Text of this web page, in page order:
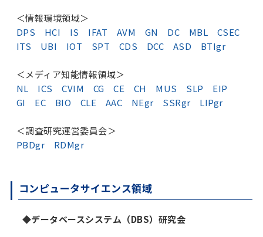
＜情報環境領域＞
DPS
HCI IS IFAT AVM GN DC MBL
CSEC
ITS
UBI IOT SPT CDS DCC ASD BTIgr
＜メディア知能情報領域＞
NL
ICS CVIM CG CE CH MUS SLP
EIP
GI
EC BIO CLE AAC NEgr SSRgr LIPgr
＜調査研究運営委員会＞
PBDgr
RDMgr
コンピュータサイエンス領域
◆データベースシステム（DBS）研究会